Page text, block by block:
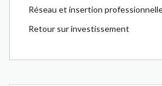
Réseau et insertion
Retour sur investissement